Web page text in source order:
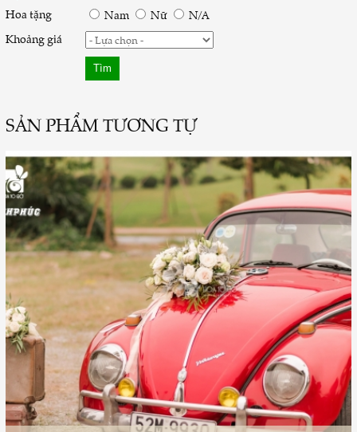
Hoa tặng Nam Nữ
N/A
Khoảng giá
SẢN PHẨM TƯƠNG TỰ